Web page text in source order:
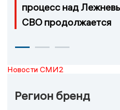
процесс над
СВО продолжается
Новости СМИ2
Регион бренд